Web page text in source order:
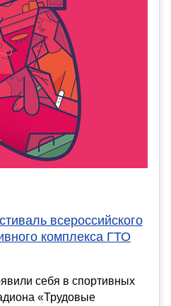
всероссийского
комплекса ГТО
себя в спортивных
«Трудовые